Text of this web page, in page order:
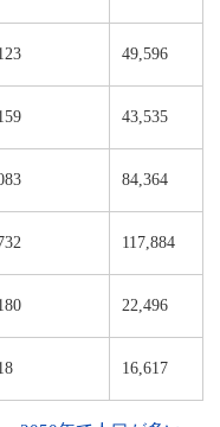
49,596
43,535
84,364
117,884
22,496
16,617